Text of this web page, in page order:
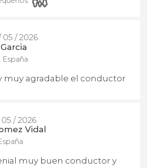
05 / 2026
España
muy agradable el conductor
05 / 2026
Vidal
muy buen conductor y